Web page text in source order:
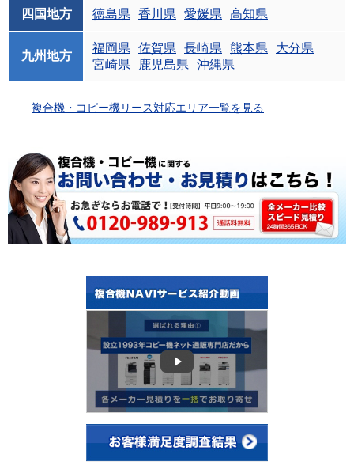
四国地方 徳島県 香川県 愛媛県 高知県
九州地方
福岡県 佐賀県 長崎県 熊本県
大分県
宮崎県
鹿児島県 沖縄県
複合機・コピー機リース対応エリア一覧を見る